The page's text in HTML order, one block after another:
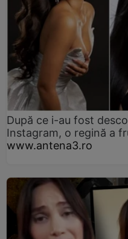
După ce i-au fost
Instagram, o regină a
www.antena3.ro